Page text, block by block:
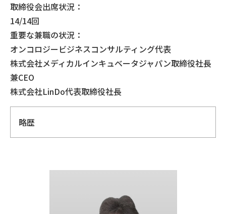
取締役会出席状況：
14/14回
重要な兼職の状況：
オンコロジービジネスコンサルティング代表
株式会社メディカルインキュベータジャパン取締役社長
兼CEO
株式会社LinDo代表取締役社長
略歴